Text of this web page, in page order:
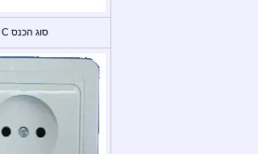
סוג הכנס C